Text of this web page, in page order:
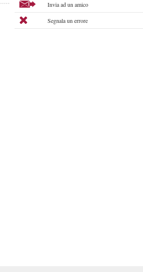
Invia ad un amico
Segnala un errore